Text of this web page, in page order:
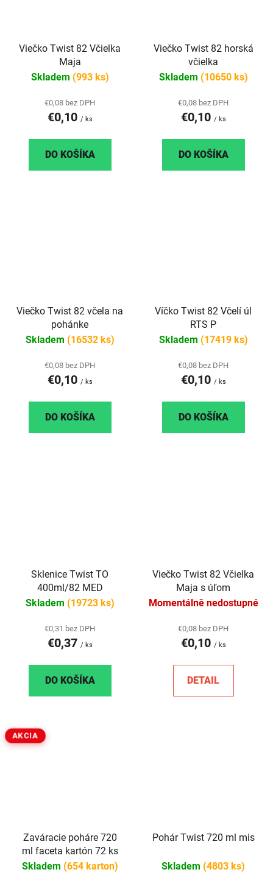
Viečko Twist 82 Včielka
Maja
Skladem (993 ks)
€0,08 bez DPH
€0,10 / ks
DO KOŠÍKA
Viečko Twist 82 horská
včielka
Skladem (10650 ks)
€0,08 bez DPH
€0,10 / ks
DO KOŠÍKA
Viečko Twist 82 včela na
pohánke
Skladem (16532 ks)
€0,08 bez DPH
€0,10 / ks
DO KOŠÍKA
Víčko Twist 82 Včelí úl
RTS P
Skladem (17419 ks)
€0,08 bez DPH
€0,10 / ks
DO KOŠÍKA
Sklenice Twist TO
400ml/82 MED
Skladem (19723 ks)
€0,31 bez DPH
€0,37 / ks
DO KOŠÍKA
Viečko Twist 82 Včielka
Maja s úľom
Momentálně nedostupné
€0,08 bez DPH
€0,10 / ks
DETAIL
AKCIA
Zaváracie poháre 720
ml faceta kartón 72 ks
Skladem (654 karton)
Pohár Twist 720 ml mis
Skladem (4803 ks)